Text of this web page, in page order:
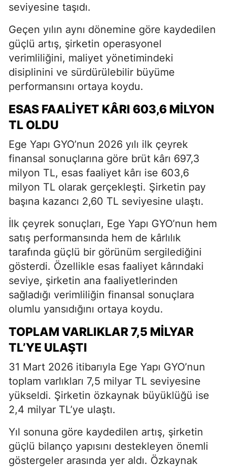
seviyesine taşıdı.
Geçen yılın aynı dönemine göre kaydedilen
güçlü artış, şirketin operasyonel
verimliliğini, maliyet yönetimindeki
disiplinini ve sürdürülebilir büyüme
performansını ortaya koydu.
ESAS FAALIYET KÂRI 603,6 MILYON
TL OLDU
Ege Yapı GYO’nun 2026 yılı ilk çeyrek
finansal sonuçlarına göre brüt kârı 697,3
milyon TL, esas faaliyet kârı ise 603,6
milyon TL olarak gerçekleşti. Şirketin pay
başına kazancı 2,60 TL seviyesine ulaştı.
İlk çeyrek sonuçları, Ege Yapı GYO’nun hem
satış performansında hem de kârlılık
tarafında güçlü bir görünüm sergilediğini
gösterdi. Özellikle esas faaliyet kârındaki
seviye, şirketin ana faaliyetlerinden
sağladığı verimliliğin finansal sonuçlara
olumlu yansıdığını ortaya koydu.
TOPLAM VARLIKLAR 7,5 MILYAR
TL’YE ULAŞTI
31 Mart 2026 itibarıyla Ege Yapı GYO’nun
toplam varlıkları 7,5 milyar TL seviyesine
yükseldi. Şirketin özkaynak büyüklüğü ise
2,4 milyar TL’ye ulaştı.
Yıl sonuna göre kaydedilen artış, şirketin
güçlü bilanço yapısını destekleyen önemli
göstergeler arasında yer aldı. Özkaynak